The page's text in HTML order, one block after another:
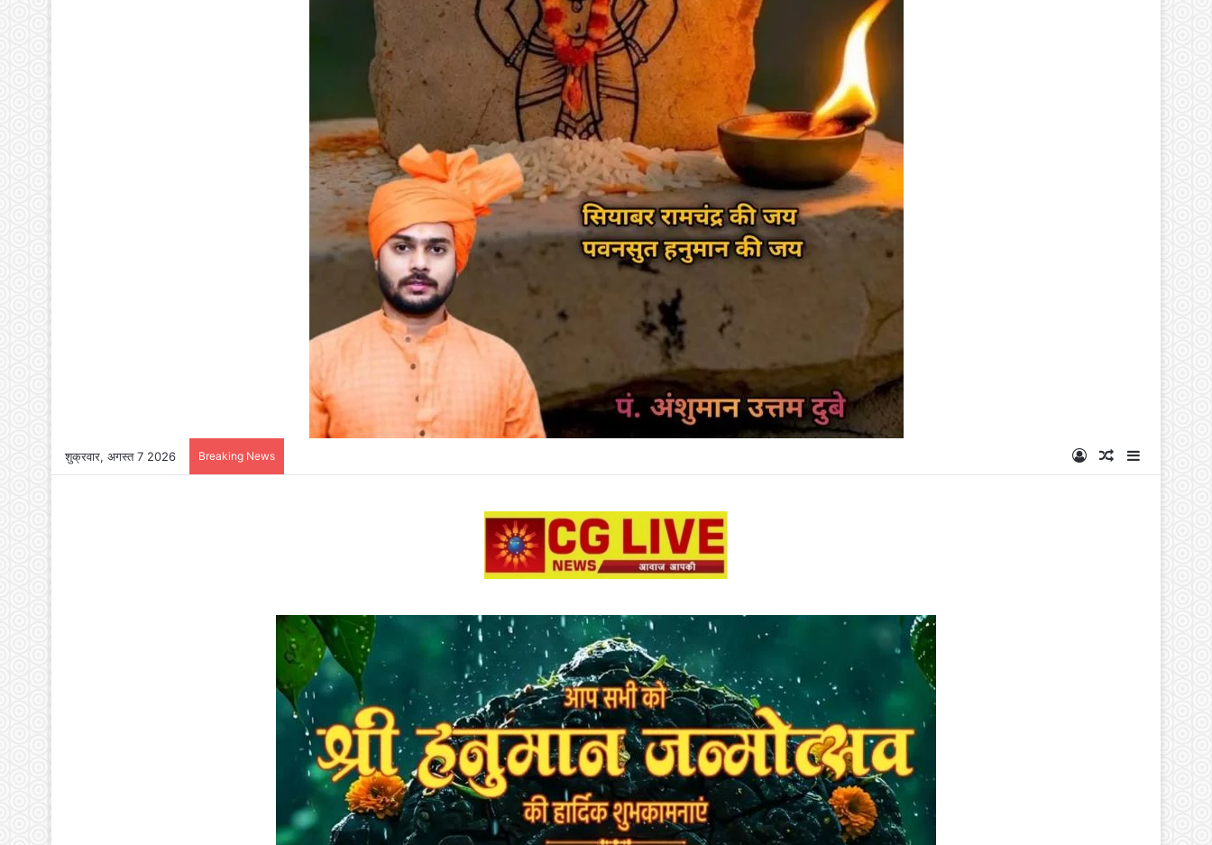
शुक्रवार, अगस्त 7 2026 Breaking News Log InRandom
Sidebar